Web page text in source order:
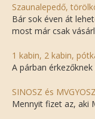
Szaunalepedő,
Bár sok éven át
most már csak
1 kabin, 2 kabin,
A párban
SINOSZ és
Mennyit fizet az, aki